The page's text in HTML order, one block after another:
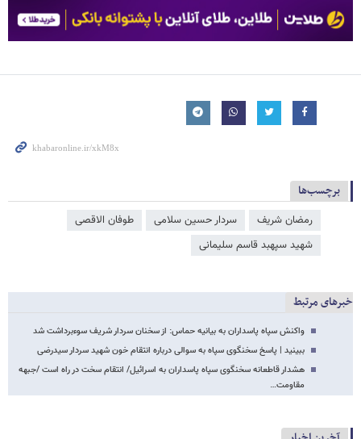
برچسب‌ها
رمضان شریف سردار حسین سلامی
طوفان الاقصی
شهید سپهبد قاسم سلیمانی
خبرهای مرتبط
واکنش سپاه پاسداران به بیانیه حماس: از سخنان سردار شریف سوءبرداشت شد
ببینید | پاسخ سخنگوی سپاه به سوالی درباره انتقام خون شهید سردار سیدرضی
هشدار قاطعانه سخنگوی سپاه پاسداران به اسرائیل/ انتقام سخت در راه است /جبهه
مقاومت…